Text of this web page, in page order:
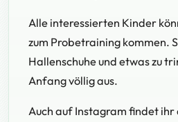
Alle interessierten Kinder
zum Probetraining kommen.
Hallenschuhe und etwas zu
Anfang völlig aus.
Auch auf Instagram findet ihr